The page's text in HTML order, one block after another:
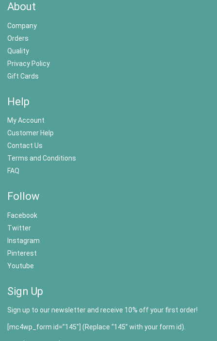
About
Company
Orders
Quality
Privacy Policy
Gift Cards
Help
My Account
Customer Help
Contact Us
Terms and Conditions
FAQ
Follow
Facebook
Twitter
Instagram
Pinterest
Youtube
Sign Up
Sign up to our newsletter and receive 10% off your first order!
[mc4wp_form id=”145″] (Replace “145” with your form id).